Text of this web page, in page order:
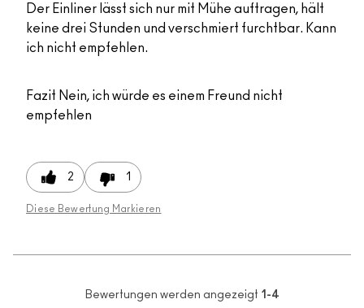
Der Einliner lässt sich nur mit Mühe auftragen, hält
keine drei Stunden und verschmiert furchtbar. Kann
ich nicht empfehlen.
Fazit Nein, ich würde es einem Freund nicht
empfehlen
2 1
Diese Bewertung Markieren
Bewertungen werden angezeigt 1-4